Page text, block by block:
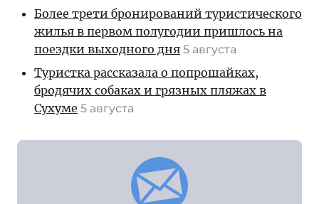
Более трети бронирований туристического
жилья в первом полугодии пришлось на
поездки выходного дня 5 августа
Туристка рассказала о попрошайках,
бродячих собаках и грязных пляжах в
Сухуме 5 августа